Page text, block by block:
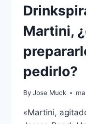
Martini,
pedirlo?
By Jose Muck
«Martini,